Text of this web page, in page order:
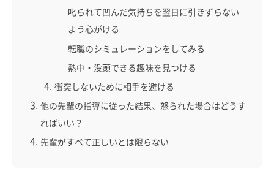
叱られて凹んだ気持ちを翌日に引きずらない
よう心がける
転職のシミュレーションをしてみる
熱中・没頭できる趣味を見つける
衝突しないために相手を避ける
他の先輩の指導に従った結果、怒られた場合はどうす
ればいい？
先輩がすべて正しいとは限らない